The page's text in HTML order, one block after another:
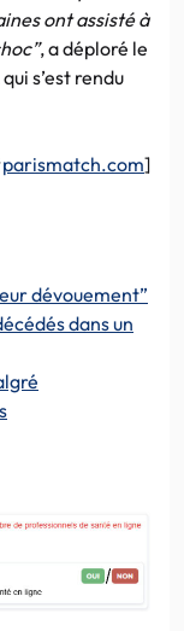
ont assisté à
, a déploré le
s’est rendu
parismatch.com]
dévouement”
dans un